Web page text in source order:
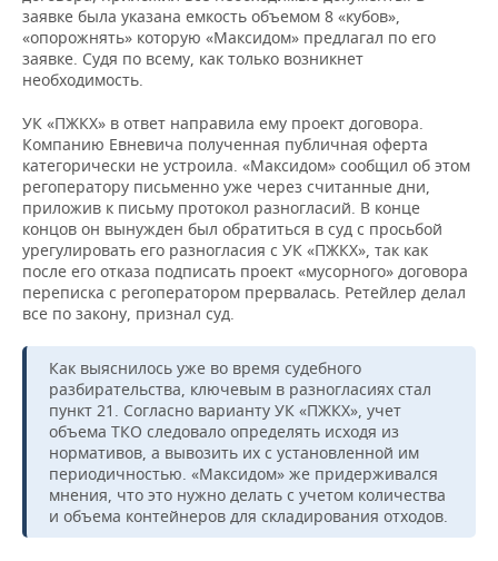
заявке была указана емкость объемом 8 «кубов»,
«опорожнять» которую «Максидом» предлагал по его
заявке. Судя по всему, как только возникнет
необходимость.
УК «ПЖКХ» в ответ направила ему проект договора.
Компанию Евневича полученная публичная оферта
категорически не устроила. «Максидом» сообщил об этом
регоператору письменно уже через считанные дни,
приложив к письму протокол разногласий. В конце
концов он вынужден был обратиться в суд с просьбой
урегулировать его разногласия с УК «ПЖКХ», так как
после его отказа подписать проект «мусорного» договора
переписка с регоператором прервалась. Ретейлер делал
все по закону, признал суд.
Как выяснилось уже во время судебного
разбирательства, ключевым в разногласиях стал
пункт 21. Согласно варианту УК «ПЖКХ», учет
объема ТКО следовало определять исходя из
нормативов, а вывозить их с установленной им
периодичностью. «Максидом» же придерживался
мнения, что это нужно делать с учетом количества
и объема контейнеров для складирования отходов.